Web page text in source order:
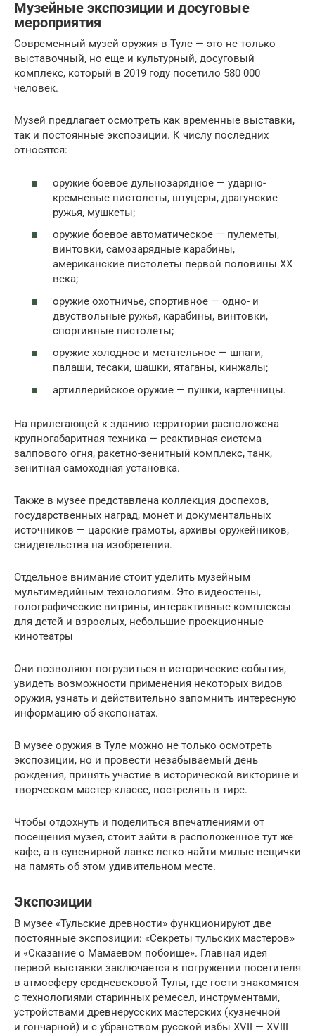
Музейные экспозиции и досуговые
мероприятия
Современный музей оружия в Туле — это не только
выставочный, но еще и культурный, досуговый
комплекс, который в 2019 году посетило 580 000
человек.
Музей предлагает осмотреть как временные выставки,
так и постоянные экспозиции. К числу последних
относятся:
оружие боевое дульнозарядное — ударно-
кремневые пистолеты, штуцеры, драгунские
ружья, мушкеты;
оружие боевое автоматическое — пулеметы,
винтовки, самозарядные карабины,
американские пистолеты первой половины XX
века;
оружие охотничье, спортивное — одно- и
двуствольные ружья, карабины, винтовки,
спортивные пистолеты;
оружие холодное и метательное — шпаги,
палаши, тесаки, шашки, ятаганы, кинжалы;
артиллерийское оружие — пушки, картечницы.
На прилегающей к зданию территории расположена
крупногабаритная техника — реактивная система
залпового огня, ракетно-зенитный комплекс, танк,
зенитная самоходная установка.
Также в музее представлена коллекция доспехов,
государственных наград, монет и документальных
источников — царские грамоты, архивы оружейников,
свидетельства на изобретения.
Отдельное внимание стоит уделить музейным
мультимедийным технологиям. Это видеостены,
голографические витрины, интерактивные комплексы
для детей и взрослых, небольшие проекционные
кинотеатры
Они позволяют погрузиться в исторические события,
увидеть возможности применения некоторых видов
оружия, узнать и действительно запомнить интересную
информацию об экспонатах.
В музее оружия в Туле можно не только осмотреть
экспозиции, но и провести незабываемый день
рождения, принять участие в исторической викторине и
творческом мастер-классе, пострелять в тире.
Чтобы отдохнуть и поделиться впечатлениями от
посещения музея, стоит зайти в расположенное тут же
кафе, а в сувенирной лавке легко найти милые вещички
на память об этом удивительном месте.
Экспозиции
В музее «Тульские древности» функционируют две
постоянные экспозиции: «Секреты тульских мастеров»
и «Сказание о Мамаевом побоище». Главная идея
первой выставки заключается в погружении посетителя
в атмосферу средневековой Тулы, где гости знакомятся
с технологиями старинных ремесел, инструментами,
устройствами древнерусских мастерских (кузнечной
и гончарной) и с убранством русской избы XVII — XVIII